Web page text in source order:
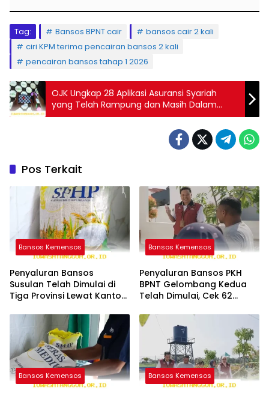
Tag: Bansos BPNT cair
bansos cair 2 kali
ciri KPM terima pencairan bansos 2 kali
pencairan bansos tahap 1 2026
OJK Ungkap 28 Aplikasi Asuransi Syariah
yang Telah Rampung dan Masih Dalam
Proses Pengembangan!
Pos Terkait
Bansos Kemensos
Penyaluran Bansos
Susulan Telah Dimulai di
Tiga Provinsi Lewat Kantor
Tambahan
Bansos Kemensos
Penyaluran Bansos PKH
BPNT Gelombang Kedua
Telah Dimulai, Cek 62
via PT Pos
Bansos Kemensos Bansos Kemensos